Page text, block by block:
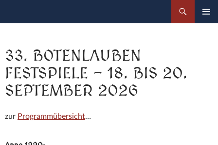
33. BOTENLAUBEN
FESTSPIELE – 18. BIS 20.
SEPTEMBER 2026
zur Programmübersicht…